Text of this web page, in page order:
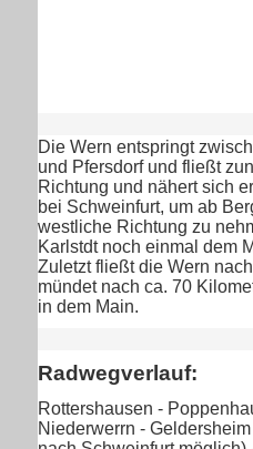
Die Wern entspringt
und Pfersdorf und fließt
Richtung und nähert sich
bei Schweinfurt, um ab
westliche Richtung zu
Karlstdt noch einmal dem
Zuletzt fließt die Wern
mündet nach ca. 70
in dem Main.
Radwegverlauf:
Rottershausen -
Niederwerrn -